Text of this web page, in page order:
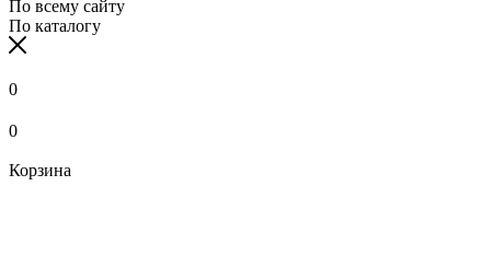
По всему сайту
По каталогу
0
0
Корзина